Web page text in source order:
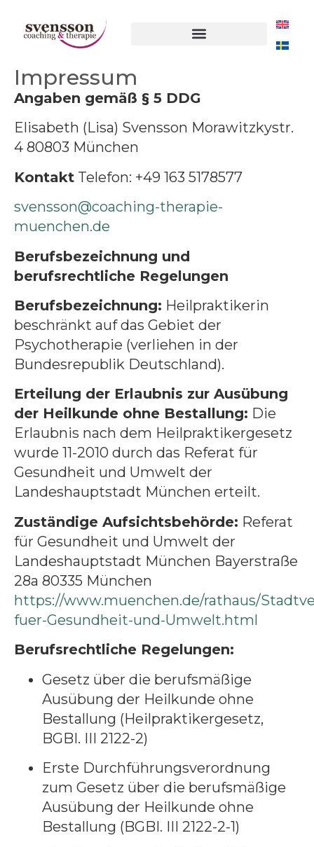
Impressum
Angaben gemäß § 5 DDG
Elisabeth (Lisa) Svensson Morawitzkystr.
4 80803 München
Kontakt Telefon: +49 163 5178577
svensson@coaching-therapie-
muenchen.de
Berufsbezeichnung und
berufsrechtliche Regelungen
Berufsbezeichnung: Heilpraktikerin
beschränkt auf das Gebiet der
Psychotherapie (verliehen in der
Bundesrepublik Deutschland).
Erteilung der Erlaubnis zur Ausübung
der Heilkunde ohne Bestallung: Die
Erlaubnis nach dem Heilpraktikergesetz
wurde 11-2010 durch das Referat für
Gesundheit und Umwelt der
Landeshauptstadt München erteilt.
Zuständige Aufsichtsbehörde: Referat
für Gesundheit und Umwelt der
Landeshauptstadt München Bayerstraße
28a 80335 München
https://www.muenchen.de/rathaus/
fuer-Gesundheit-und-Umwelt.html
Berufsrechtliche Regelungen:
Gesetz über die berufsmäßige
Ausübung der Heilkunde ohne
Bestallung (Heilpraktikergesetz,
BGBI. III 2122-2)
Erste Durchführungsverordnung
zum Gesetz über die berufsmäßige
Ausübung der Heilkunde ohne
Bestallung (BGBI. III 2122-2-1)